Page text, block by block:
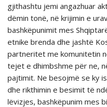
gjithashtu jemi angazhuar
dëmin tonë, në krijimin e
bashkëpunimit mes
etnike brenda dhe jashtë
partneritet me komunitetin
tejet e dhimbshme për ne,
pajtimit. Ne besojmë se ky
dhe rikthimin e besimit të
lëvizjes, bashkëpunim mes